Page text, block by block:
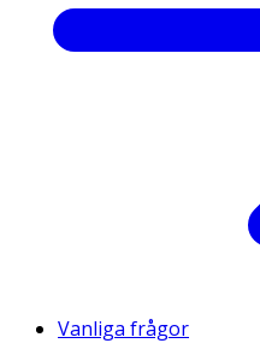
Vanliga frågor